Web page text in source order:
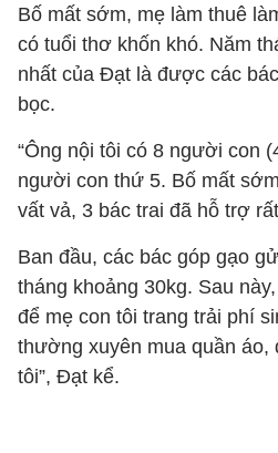
Bố mất sớm, mẹ làm thuê
có tuổi thơ khốn khó. Năm
nhất của Đạt là được các
bọc.
“Ông nội tôi có 8 người con
người con thứ 5. Bố mất
vất vả, 3 bác trai đã hỗ trợ
Ban đầu, các bác góp gạo
tháng khoảng 30kg. Sau
để mẹ con tôi trang trải phí
thường xuyên mua quần áo,
tôi”, Đạt kể.